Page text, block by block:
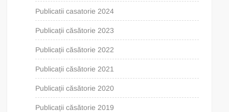
Publicatii casatorie 2024
Publicații căsătorie 2023
Publicații căsătorie 2022
Publicații căsătorie 2021
Publicații căsătorie 2020
Publicații căsătorie 2019